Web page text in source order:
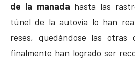
de la manada hasta las
túnel de la autovía lo han
reses, quedándose las
finalmente han logrado ser